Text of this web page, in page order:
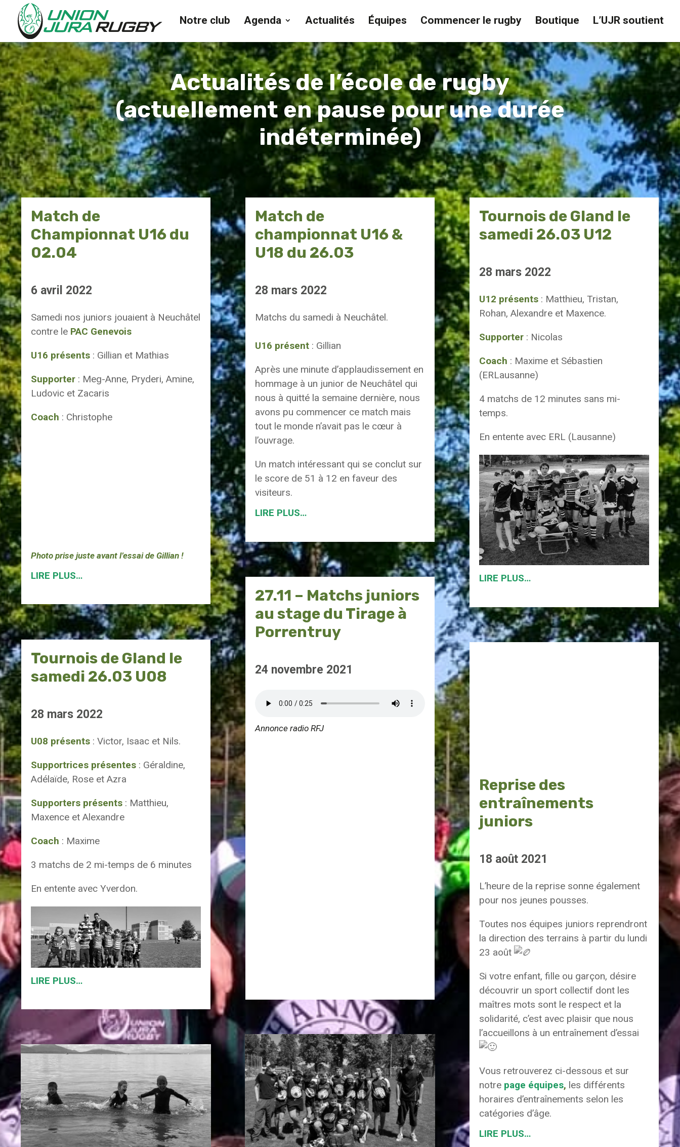
Notre club Agenda Actualités Équipes Commencer le rugby Boutique L’UJR soutient
Actualités de l’école de rugby
(actuellement en pause pour une durée
indéterminée)
Match de
Championnat U16 du
02.04
6 avril 2022
Samedi nos juniors jouaient à Neuchâtel
contre le PAC Genevois
U16 présents : Gillian et Mathias
Supporter : Meg-Anne, Pryderi, Amine,
Ludovic et Zacaris
Coach : Christophe
Photo prise juste avant l’essai de Gillian !
LIRE PLUS…
Tournois de Gland le
samedi 26.03 U08
28 mars 2022
U08 présents : Victor, Isaac et Nils.
Supportrices présentes : Géraldine,
Adélaïde, Rose et Azra
Supporters présents : Matthieu,
Maxence et Alexandre
Coach : Maxime
3 matchs de 2 mi-temps de 6 minutes
En entente avec Yverdon.
LIRE PLUS…
Match de
championnat U16 &
U18 du 26.03
28 mars 2022
Matchs du samedi à Neuchâtel.
U16 présent : Gillian
Après une minute d’applaudissement en
hommage à un junior de Neuchâtel qui
nous à quitté la semaine dernière, nous
avons pu commencer ce match mais
tout le monde n’avait pas le cœur à
l’ouvrage.
Un match intéressant qui se conclut sur
le score de 51 à 12 en faveur des
visiteurs.
LIRE PLUS…
27.11 – Matchs juniors
au stage du Tirage à
Porrentruy
24 novembre 2021
Annonce radio RFJ
Tournois de Gland le
samedi 26.03 U12
28 mars 2022
U12 présents : Matthieu, Tristan,
Rohan, Alexandre et Maxence.
Supporter : Nicolas
Coach : Maxime et Sébastien
(ERLausanne)
4 matchs de 12 minutes sans mi-
temps.
En entente avec ERL (Lausanne)
LIRE PLUS…
Reprise des
entraînements
juniors
18 août 2021
L’heure de la reprise sonne également
pour nos jeunes pousses.
Toutes nos équipes juniors reprendront
la direction des terrains à partir du lundi
23 août
Si votre enfant, fille ou garçon, désire
découvrir un sport collectif dont les
maîtres mots sont le respect et la
solidarité, c’est avec plaisir que nous
l’accueillons à un entraînement d’essai
Vous retrouverez ci-dessous et sur
notre page équipes, les différents
horaires d’entraînements selon les
catégories d’âge.
LIRE PLUS…